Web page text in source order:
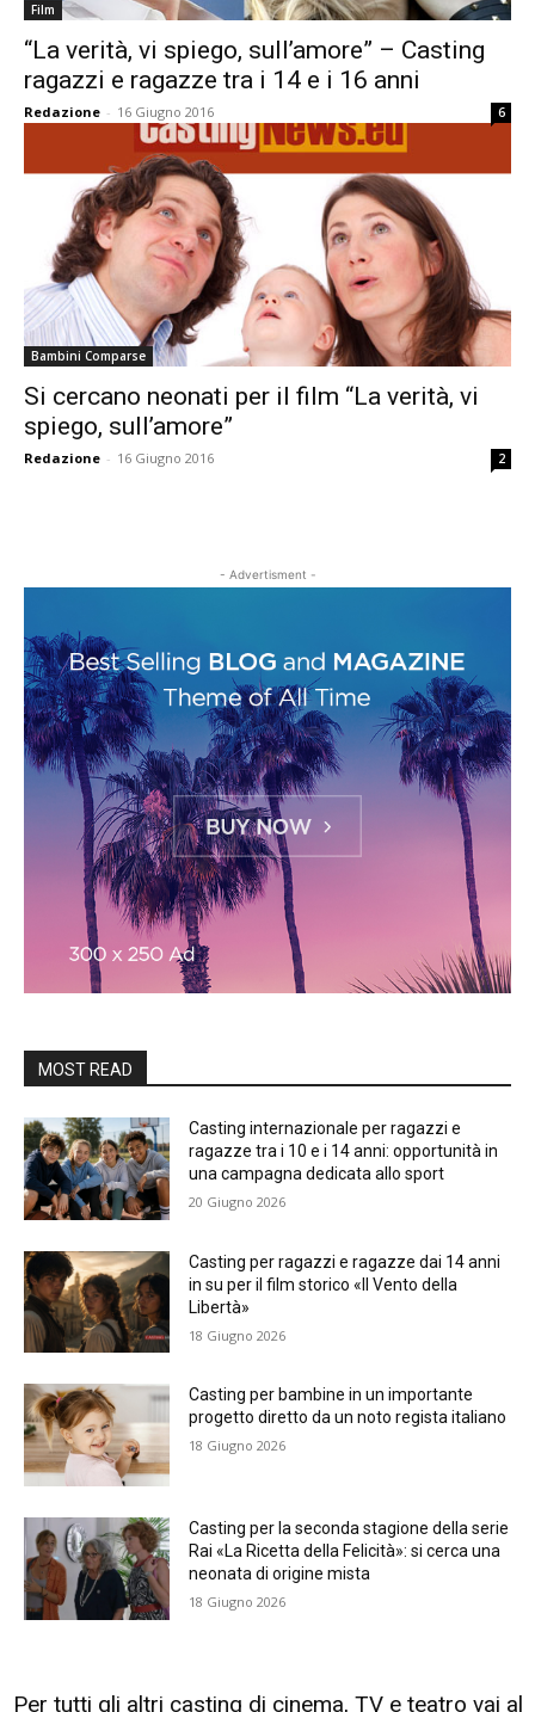
Film
“La verità, vi spiego, sull’amore” – Casting
ragazzi e ragazze tra i 14 e i 16 anni
Redazione - 16 Giugno 2016 6
Bambini Comparse
Si cercano neonati per il film “La verità, vi
spiego, sull’amore”
Redazione - 16 Giugno 2016 2
- Advertisment -
MOST READ
Casting internazionale per ragazzi e
ragazze tra i 10 e i 14 anni: opportunità in
una campagna dedicata allo sport
20 Giugno 2026
Casting per ragazzi e ragazze dai 14 anni
in su per il film storico «Il Vento della
Libertà»
18 Giugno 2026
Casting per bambine in un importante
progetto diretto da un noto regista italiano
18 Giugno 2026
Casting per la seconda stagione della serie
Rai «La Ricetta della Felicità»: si cerca una
neonata di origine mista
18 Giugno 2026
Per tutti gli altri casting di cinema, TV e teatro vai al